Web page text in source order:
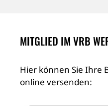
MITGLIED IM VRB
Hier können Sie Ihre
online versenden: